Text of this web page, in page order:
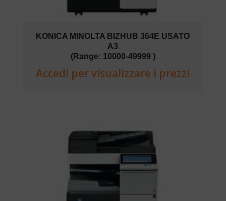
KONICA MINOLTA BIZHUB 364E USATO
A3
(Range: 10000-49999 )
Accedi per visualizzare i prezzi